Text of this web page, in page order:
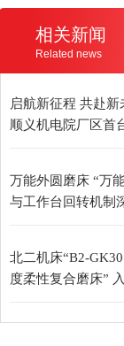
相关新闻
Related news
启航新征程 共赴
顺义机电院厂区首
万能外圆磨床 “万
与工作台回转机制
北二机床“B2-
度柔性复合磨床” 入选北京市首台